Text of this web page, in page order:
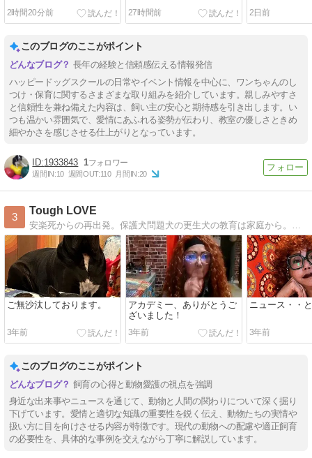
2時間20分前 27時間前 2日前
このブログのここがポイント
長年の経験と信頼感伝える情報発信
ハッピードッグスクールの日常やイベント情報を中心に、ワンちゃんのし
つけ・保育に関するさまざまな取り組みを紹介しています。親しみやすさ
と信頼性を兼ね備えた内容は、飼い主の安心と期待感を引き出します。い
つも温かい雰囲気で、愛情にあふれる姿勢が伝わり、教室の優しさときめ
細やかさを感じさせる仕上がりとなっています。
1933843 1
週間IN:10 週間OUT:110 月間IN:20
3
Tough LOVE
安楽死からの再出発。保護犬問題犬の更生犬の教育は家庭から。犬を知って貰うために活動しております。
ご無沙汰しております。
3年前
アカデミー、ありがとうご
ざいました！
3年前
ニュース・・
3年前
このブログのここがポイント
飼育の心得と動物愛護の視点を強調
身近な出来事やニュースを通じて、動物と人間の関わりについて深く掘り
下げています。愛情と適切な知識の重要性を鋭く伝え、動物たちの実情や
扱い方に目を向けさせる内容が特徴です。現代の動物への配慮や適正飼育
の必要性を、具体的な事例を交えながら丁寧に解説しています。